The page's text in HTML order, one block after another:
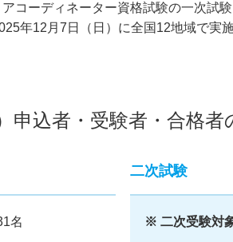
コーディネーター資格試験の一次試
年12月7日（日）に全国12地域で実
申込者・受験者・合格者
名
二次試験
※ 二次受験対